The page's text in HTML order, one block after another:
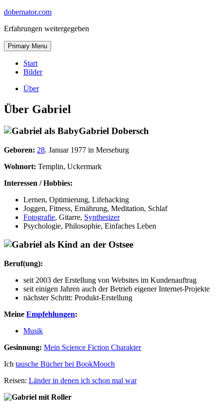
Skip
content
dobernator.com
Erfahrungen weitergegeben
Primary Menu Skip
to
Start
Bilder
Über
Über Gabriel
Gabriel Dobersch
Geboren: 28. Januar 1977 in Merseburg
Wohnort: Templin, Uckermark
Interessen / Hobbies:
Lernen, Optimierung, Lifehacking
Joggen, Fitness, Ernährung, Meditation, Schlaf
Fotografie, Gitarre, Synthesizer
Psychologie, Philosophie, Einfaches Leben
Beruf(ung):
seit 2003 der Erstellung von Websites im Kundenauftrag
seit einigen Jahren auch der Betrieb eigener Internet-Projekte
nächster Schritt: Produkt-Erstellung
Meine Empfehlungen:
Musik
Gesinnung: Mein Science Fiction Charakter
Ich tausche Bücher bei BookMooch
Reisen: Länder in denen ich schon mal war